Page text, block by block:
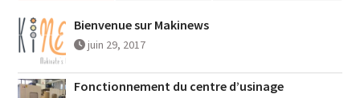
Bienvenue sur Makinews
juin 29, 2017
Fonctionnement du centre d’usinage